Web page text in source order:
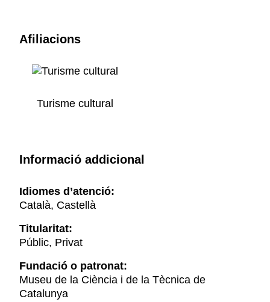
Afiliacions
Turisme cultural
Informació addicional
Idiomes d’atenció:
Català, Castellà
Titularitat:
Públic, Privat
Fundació o patronat:
Museu de la Ciència i de la Tècnica de
Catalunya